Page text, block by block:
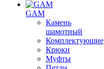
GAM
Камень
шамотный
Комплектующие
Крюки
Муфты